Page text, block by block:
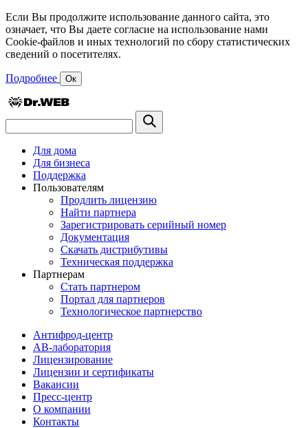
Если Вы продолжите использование данного сайта, это
означает, что Вы даете согласие на использование нами
Cookie-файлов и иных технологий по сбору статистических
сведений о посетителях.
Подробнее Ок
Для дома
Для бизнеса
Поддержка
Пользователям
Продлить лицензию
Найти партнера
Зарегистрировать серийный номер
Документация
Скачать дистрибутивы
Техническая поддержка
Партнерам
Стать партнером
Портал для партнеров
Технологическое партнерство
Антифрод-центр
АВ-лаборатория
Лицензирование
Лицензии и сертификаты
Вакансии
Пресс-центр
О компании
Контакты